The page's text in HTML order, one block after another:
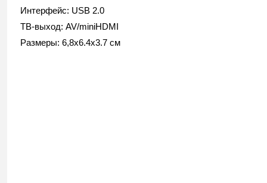
Интерфейс: USB 2.0
ТВ-выход: AV/miniHDMI
Размеры: 6,8х6.4х3.7 см